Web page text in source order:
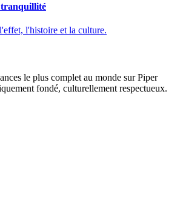
tranquillité
l'histoire et la culture.
le plus complet au monde sur Piper
fondé, culturellement respectueux.